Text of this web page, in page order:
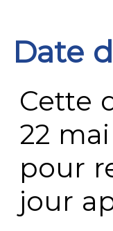
Date
Cette
22
pour
jour